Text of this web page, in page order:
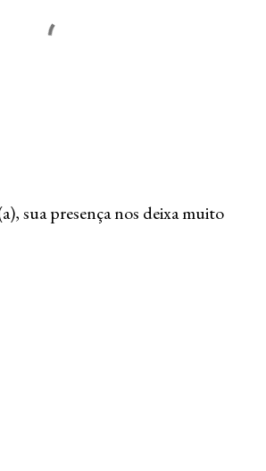
sua presença nos deixa muito